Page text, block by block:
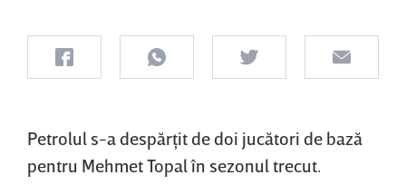
Petrolul s-a despărţit de doi jucători de bază
pentru Mehmet Topal în sezonul trecut.